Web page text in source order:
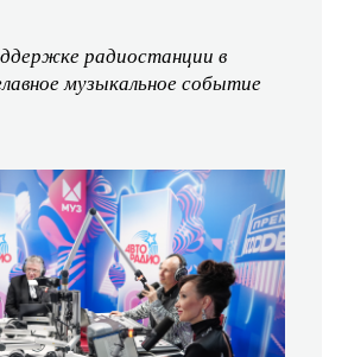
радиостанции в
музыкальное событие